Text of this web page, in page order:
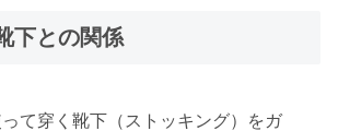
下との関係
て穿く靴下（ストッキング）をガ